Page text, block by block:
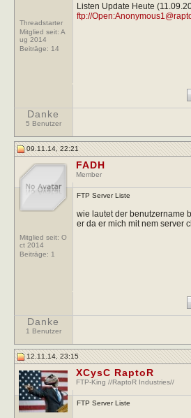
Threadstarter
Mitglied seit: A
ug 2014
Beiträge: 14
Listen Update Heute
ftp://Open:
Danke
5 Benutzer
09.11.14, 22:21
Mitglied seit: O
ct 2014
Beiträge: 1
FADH
Member
FTP Server Liste
wie lautet der benutzername
er da er mich mit nem server
Danke
1 Benutzer
12.11.14, 23:15
XCysC RaptoR
FTP-King //RaptoR Industries//
FTP Server Liste